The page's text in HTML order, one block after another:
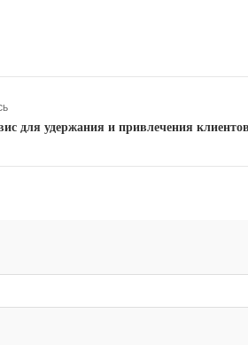
для удержания и привлечения